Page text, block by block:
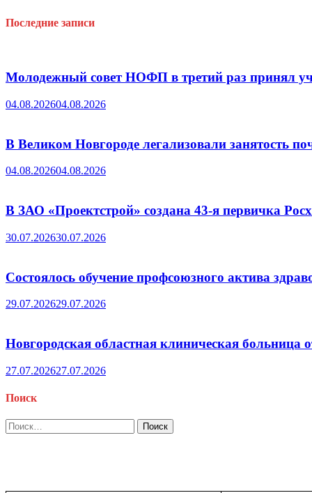
Последние записи
Молодежный совет НОФП в третий раз принял
04.08.202604.08.2026
В Великом Новгороде легализовали занятость
04.08.202604.08.2026
В ЗАО «Проектстрой» создана 43-я первичка
30.07.202630.07.2026
Состоялось обучение профсоюзного актива
29.07.202629.07.2026
Новгородская областная клиническая больница
27.07.202627.07.2026
Поиск
Найти: